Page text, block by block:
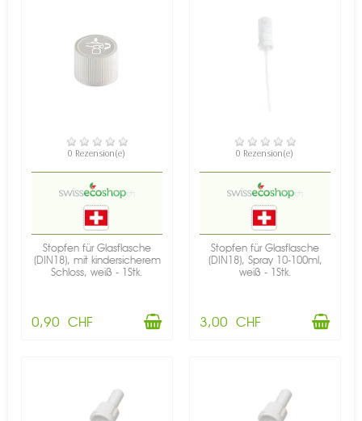
VERFÜGBAR
0 Rezension(e)
Stopfen für Glasflasche
(DIN18), mit kindersicherem
Schloss, weiß - 1Stk.
0,90 CHF
VERFÜGBAR
0 Rezension(e)
Stopfen für Glasflasche
(DIN18), Spray 10-100ml,
weiß - 1Stk.
3,00 CHF